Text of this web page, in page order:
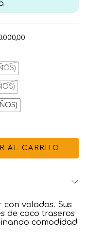
volados. Sus
de coco traseros
comodidad